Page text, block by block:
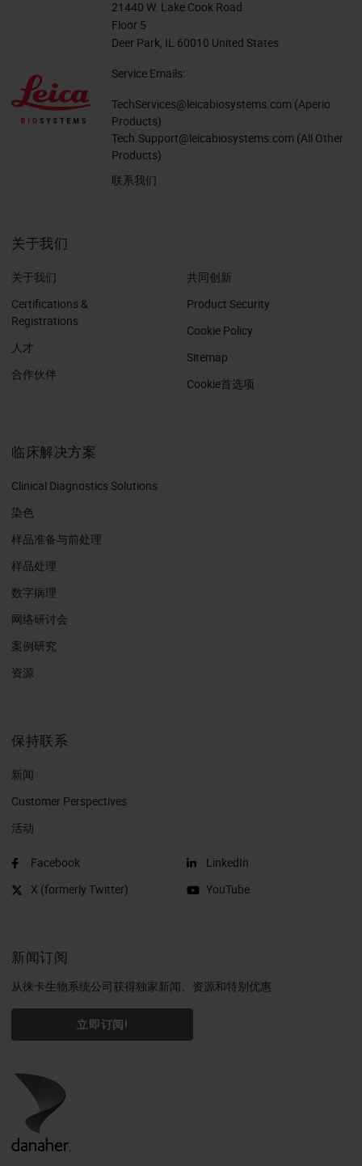
21440 W. Lake Cook Road
Floor 5
Deer Park, IL 60010 United States
Service Emails:
TechServices@leicabiosystems.com (Aperio
Products)
Tech.Support@leicabiosystems.com (All Other
Products)
联系我们
关于我们
关于我们
Certifications &
Registrations
人才
合作伙伴
共同创新
Product Security
Cookie Policy
Sitemap
Cookie首选项
临床解决方案
Clinical Diagnostics Solutions
染色
样品准备与前处理
样品处理
数字病理
网络研讨会
案例研究
资源
保持联系
新闻
Customer Perspectives​
活动
Facebook
X (formerly Twitter)
LinkedIn
YouTube
新闻订阅
从徕卡生物系统公司获得独家新闻、资源和特别优惠
立即订阅!